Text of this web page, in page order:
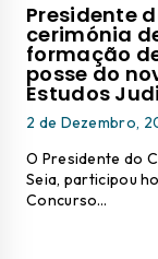
Presidente
cerimónia
formação
posse do
Estudos
2 de Dezembro,
O Presidente do
Seia, participou
Concurso…